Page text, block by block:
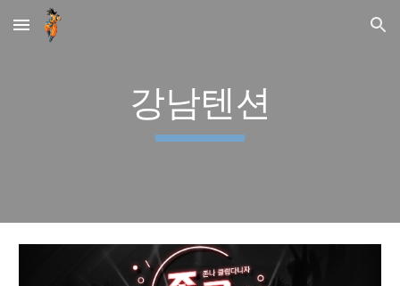
Skip to main content Skip to navigation
강남텐션